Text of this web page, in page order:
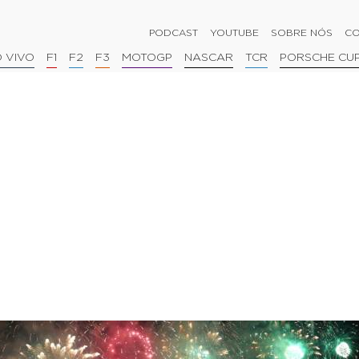
PODCAST YOUTUBE SOBRE NÓS
VIVO F1 F2 F3 MOTOGP NASCAR TCR PORSCHE